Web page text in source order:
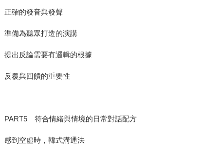
正確的發音與發聲
準備為聽眾打造的演講
提出反論需要有邏輯的根據
反覆與回饋的重要性
PART5 符合情緒與情境的日常對話配方
感到空虛時，韓式溝通法